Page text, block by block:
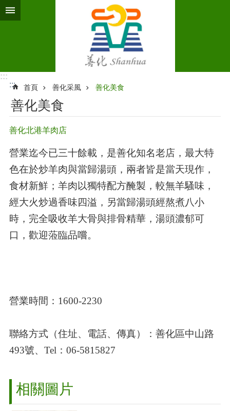
跳到主要內容區塊
:::
:::
首頁 善化采風 善化美食
善化美食
善化北港羊肉店
營業迄今已三十餘載，是善化知名老店，最大特
色在於炒羊肉與當歸湯頭，兩者皆是當天現作，
食材新鮮；羊肉以獨特配方醃製，較無羊騷味，
經大火炒過香味四溢，另當歸湯頭經熬煮八小
時，完全吸收羊大骨與排骨精華，湯頭濃郁可
口，歡迎蒞臨品嚐。
營業時間： 1600-2230
聯絡方式（住址、電話、傳真）：善化區中山路
493號、Tel：06-5815827
相關圖片